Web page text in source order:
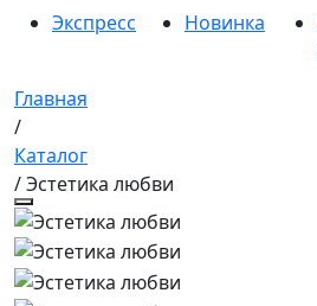
Экспресс
Новинка
Главная
/
Каталог
/ Эстетика любви